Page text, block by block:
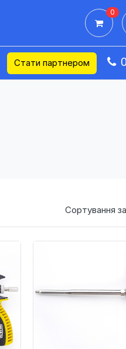
0
Стати партнером
Сортування